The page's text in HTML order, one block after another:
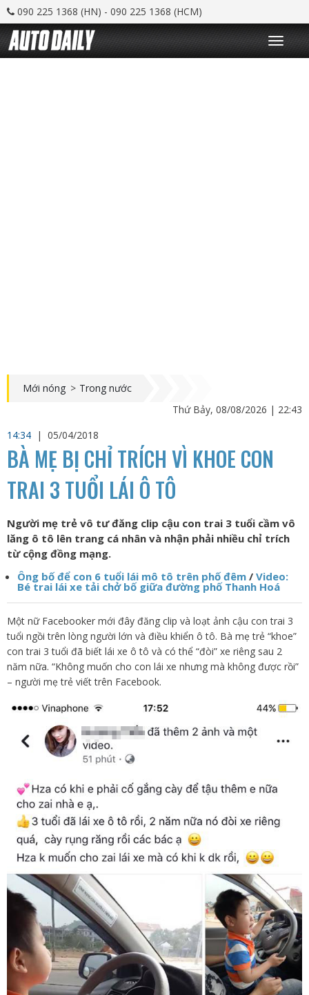
090 225 1368 (HN) - 090 225 1368 (HCM)
T
o
g
Mới nóng > Trong nước
Thứ Bảy, 08/08/2026 | 22:43
14:34 | 05/04/2018
BÀ MẸ BỊ CHỈ TRÍCH VÌ KHOE CON
TRAI 3 TUỔI LÁI Ô TÔ
Người mẹ trẻ vô tư đăng clip cậu con trai 3 tuổi cầm vô
lăng ô tô lên trang cá nhân và nhận phải nhiều chỉ trích
từ cộng đồng mạng.
Ông bố để con 6 tuổi lái mô tô trên phố đêm / Video:
Bé trai lái xe tải chở bố giữa đường phố Thanh Hoá
Một nữ Facebooker mới đây đăng clip và loạt ảnh cậu con trai 3
tuổi ngồi trên lòng người lớn và điều khiển ô tô. Bà mẹ trẻ “khoe”
con trai 3 tuổi đã biết lái xe ô tô và có thể “đòi” xe riêng sau 2
năm nữa. “Không muốn cho con lái xe nhưng mà không được rồi”
– người mẹ trẻ viết trên Facebook.